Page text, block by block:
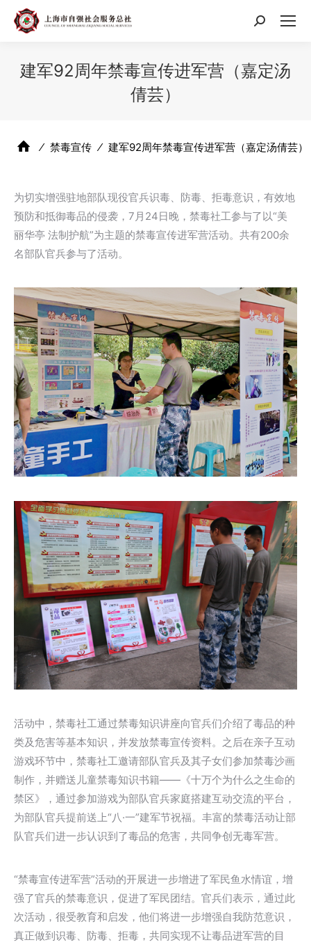
搜
建军92周年禁毒宣传进军营（嘉定汤
倩芸）
⁄ 禁毒宣传 ⁄ 建军92周年禁毒宣传进军营（嘉定汤倩芸）
为切实增强驻地部队现役官兵识毒、防毒、拒毒意识，有效地
预防和抵御毒品的侵袭，7月24日晚，禁毒社工参与了以“美
丽华亭 法制护航”为主题的禁毒宣传进军营活动。共有200余
名部队官兵参与了活动。
活动中，禁毒社工通过禁毒知识讲座向官兵们介绍了毒品的种
类及危害等基本知识，并发放禁毒宣传资料。之后在亲子互动
游戏环节中，禁毒社工邀请部队官兵及其子女们参加禁毒沙画
制作，并赠送儿童禁毒知识书籍——《十万个为什么之生命的
禁区》，通过参加游戏为部队官兵家庭搭建互动交流的平台，
为部队官兵提前送上“八·一”建军节祝福。丰富的禁毒活动让部
队官兵们进一步认识到了毒品的危害，共同争创无毒军营。
“禁毒宣传进军营”活动的开展进一步增进了军民鱼水情谊，增
强了官兵的禁毒意识，促进了军民团结。官兵们表示，通过此
次活动，很受教育和启发，他们将进一步增强自我防范意识，
真正做到识毒、防毒、拒毒，共同实现不让毒品进军营的目